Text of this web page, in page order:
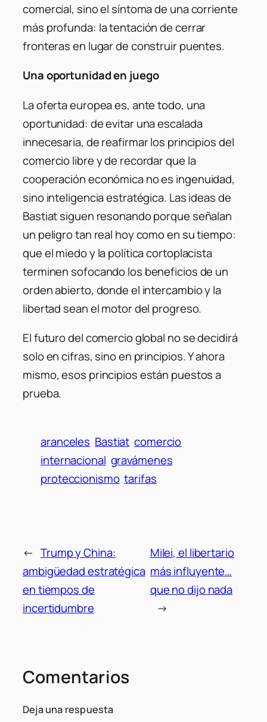
comercial, sino el síntoma de una corriente
más profunda: la tentación de cerrar
fronteras en lugar de construir puentes.
Una oportunidad en juego
La oferta europea es, ante todo, una
oportunidad: de evitar una escalada
innecesaria, de reafirmar los principios del
comercio libre y de recordar que la
cooperación económica no es ingenuidad,
sino inteligencia estratégica. Las ideas de
Bastiat siguen resonando porque señalan
un peligro tan real hoy como en su tiempo:
que el miedo y la política cortoplacista
terminen sofocando los beneficios de un
orden abierto, donde el intercambio y la
libertad sean el motor del progreso.
El futuro del comercio global no se decidirá
solo en cifras, sino en principios. Y ahora
mismo, esos principios están puestos a
prueba.
aranceles Bastiat comercio
internacional gravámenes
proteccionismo tarifas
← Trump y China:
ambigüedad estratégica
en tiempos de
incertidumbre
Milei, el libertario
más influyente…
que no dijo nada
→
Comentarios
Deja una respuesta